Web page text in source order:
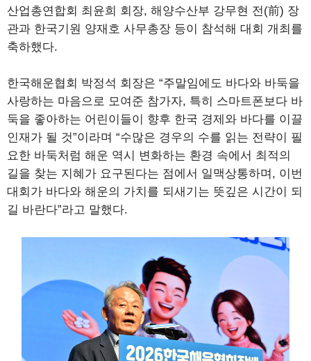
산업총연합회 최윤희 회장, 해양수산부 강무현 전(前) 장
관과 한국기원 양재호 사무총장 등이 참석해 대회 개최를
축하했다.
한국해운협회 박정석 회장은 “주말임에도 바다와 바둑을
사랑하는 마음으로 모여준 참가자, 특히 스마트폰보다 바
둑을 좋아하는 어린이들이 향후 한국 경제와 바다를 이끌
인재가 될 것”이라며 “수많은 경우의 수를 읽는 전략이 필
요한 바둑처럼 해운 역시 변화하는 환경 속에서 최적의
길을 찾는 지혜가 요구된다는 점에서 일맥상통하며, 이번
대회가 바다와 해운의 가치를 되새기는 뜻깊은 시간이 되
길 바란다”라고 말했다.